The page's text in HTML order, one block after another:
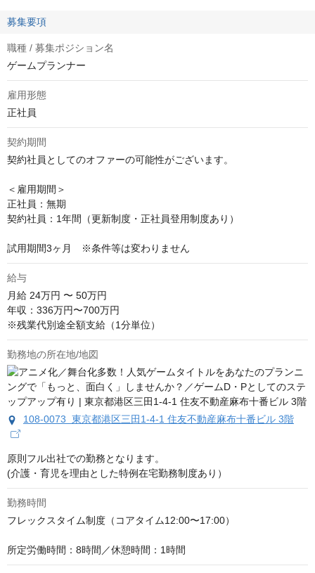
募集要項
職種 / 募集ポジション名
ゲームプランナー
雇用形態
正社員
契約期間
契約社員としてのオファーの可能性がございます。
＜雇用期間＞
正社員：無期
契約社員：1年間（更新制度・正社員登用制度あり）
試用期間3ヶ月　※条件等は変わりません
給与
月給 24万円 〜 50万円
年収：336万円〜700万円
※残業代別途全額支給（1分単位）
勤務地の所在地/地図
108-0073 東京都港区三田1-4-1 住友不動産麻布十番ビル 3階
原則フル出社での勤務となります。
(介護・育児を理由とした特例在宅勤務制度あり）
勤務時間
フレックスタイム制度（コアタイム12:00〜17:00）
所定労働時間：8時間／休憩時間：1時間